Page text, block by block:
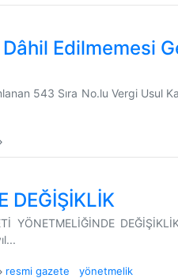
Edilmemesi
543 Sıra No.lu Vergi Usul
DEĞİŞİKLİK
YÖNETMELİĞİNDE
resmi gazete yönetmelik